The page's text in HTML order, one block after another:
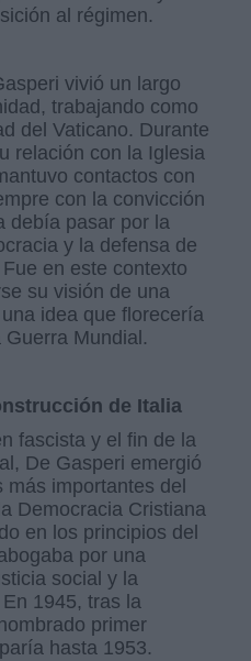
al régimen.
vivió un largo
trabajando como
del Vaticano. Durante
relación con la Iglesia
contactos con
con la convicción
debía pasar por la
y la defensa de
en este contexto
su visión de una
idea que florecería
Mundial.
de Italia
fascista y el fin de la
De Gasperi emergió
importantes del
Democracia Cristiana
en los principios del
por una
social y la
1945, tras la
primer
hasta 1953.